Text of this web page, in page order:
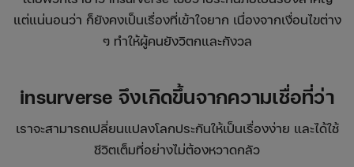
แต่แน่นอนว่า ก็ยังคงเป็นเรื่องที่เข้าใจยาก เนื่องจากเงื่อนไขต่าง
ๆ ทำให้ผู้คนยังวิตกและกังวล
insurverse จึงเกิดขึ้นจากความเชื่อที่ว่า
เราจะสามารถเปลี่ยนแปลงโลกประกันให้เป็นเรื่องง่าย และได้ใช้
ชีวิตเต็มที่อย่างไม่ต้องหวาดกลัว